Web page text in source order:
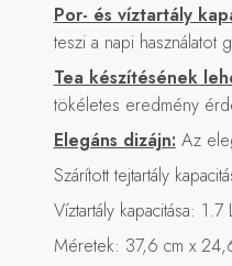
Por- és víztartály
teszi a napi használatot
Tea készítésének
tökéletes eredmény
Elegáns dizájn: Az
Szárított tejtartály
Víztartály kapacitása: 1.7
Méretek: 37,6 cm x